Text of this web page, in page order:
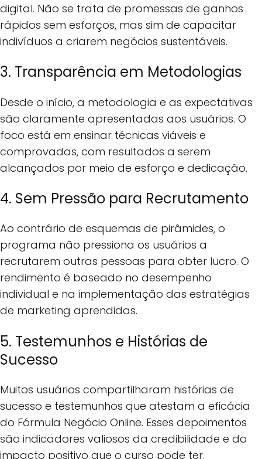
digital. Não se trata de promessas de ganhos
rápidos sem esforços, mas sim de capacitar
indivíduos a criarem negócios sustentáveis.
3. Transparência em Metodologias
Desde o início, a metodologia e as expectativas
são claramente apresentadas aos usuários. O
foco está em ensinar técnicas viáveis e
comprovadas, com resultados a serem
alcançados por meio de esforço e dedicação.
4. Sem Pressão para Recrutamento
Ao contrário de esquemas de pirâmides, o
programa não pressiona os usuários a
recrutarem outras pessoas para obter lucro. O
rendimento é baseado no desempenho
individual e na implementação das estratégias
de marketing aprendidas.
5. Testemunhos e Histórias de
Sucesso
Muitos usuários compartilharam histórias de
sucesso e testemunhos que atestam a eficácia
do Fórmula Negócio Online. Esses depoimentos
são indicadores valiosos da credibilidade e do
impacto positivo que o curso pode ter.